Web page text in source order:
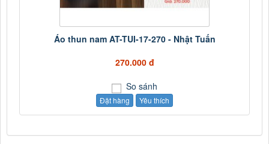
Áo thun nam AT-TUI-17-270 - Nhật Tuấn
270.000 đ
So sánh
Đặt hàng Yêu thích